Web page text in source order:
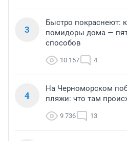
3
Быстро покраснеют:
помидоры дома —
способов
10 157 4
4
На Черноморском
пляжи: что там
9 736 13